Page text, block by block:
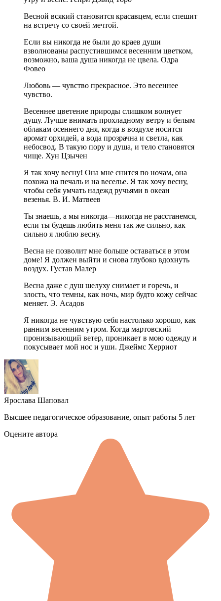
Весной всякий становится красавцем, если спешит
на встречу со своей мечтой.
Если вы никогда не были до краев души
взволнованы распустившимся весенним цветком,
возможно, ваша душа никогда не цвела. Одра
Фовео
Любовь — чувство прекрасное. Это весеннее
чувство.
Весеннее цветение природы слишком волнует
душу. Лучше внимать прохладному ветру и белым
облакам осеннего дня, когда в воздухе носится
аромат орхидей, а вода прозрачна и светла, как
небосвод. В такую пору и душа, и тело становятся
чище. Хун Цзычен
Я так хочу весну! Она мне снится по ночам, она
похожа на печаль и на веселье. Я так хочу весну,
чтобы себя умчать надежд ручьями в океан
везенья. В. И. Матвеев
Ты знаешь, а мы никогда—никогда не расстанемся,
если ты будешь любить меня так же сильно, как
сильно я люблю весну.
Весна не позволит мне больше оставаться в этом
доме! Я должен выйти и снова глубоко вдохнуть
воздух. Густав Малер
Весна даже с душ шелуху снимает и горечь, и
злость, что темны, как ночь, мир будто кожу сейчас
меняет. Э. Асадов
Я никогда не чувствую себя настолько хорошо, как
ранним весенним утром. Когда мартовский
пронизывающий ветер, проникает в мою одежду и
покусывает мой нос и уши. Джеймс Херриот
Ярослава Шаповал
Высшее педагогическое образование, опыт работы 5 лет
Оцените автора